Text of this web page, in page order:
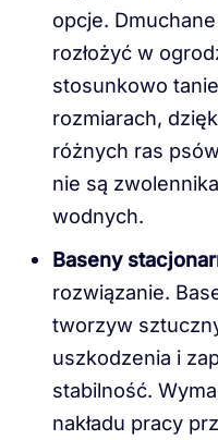
opcje.
rozłożyć w
stosunkowo
rozmiarach,
różnych ras
nie są
wodnych.
Baseny
rozwiązanie.
tworzyw
uszkodzenia i
stabilność.
nakładu pracy